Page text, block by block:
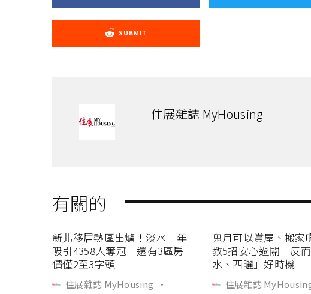
SUBMIT
住展雜誌 MyHousing
有關的
新北移居熱區出爐！淡水一年
吸引4358人奪冠 還有3區房
價僅2至3字頭
住展雜誌 MyHousing
·
鬼月可以賞屋、搬家
教5招安心過關 反
水、西曬」好時機
住展雜誌